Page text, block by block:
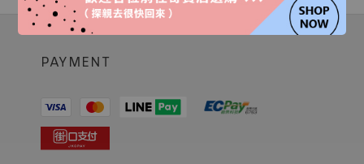
PAYMENT